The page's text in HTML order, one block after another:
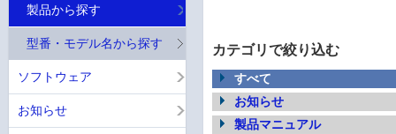
カテゴリで絞り込む
すべて
お知らせ
製品マニュアル
製品から探す
型番・モデル名から探す
ソフトウェア
お知らせ